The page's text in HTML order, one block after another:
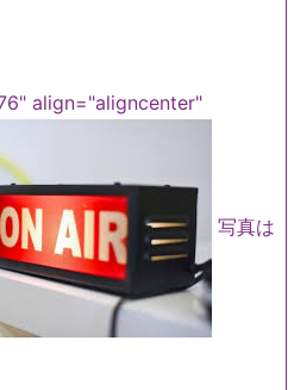
align="aligncenter"
写真は